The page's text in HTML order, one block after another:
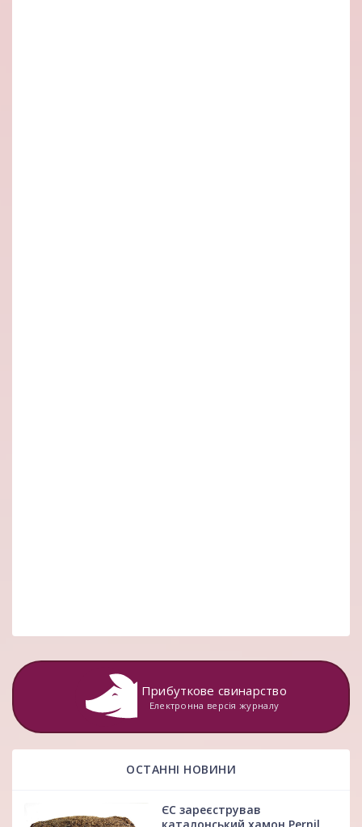
Прибуткове свинарство
Електронна версія журналу
ОСТАННІ НОВИНИ
ЄС зареєстрував